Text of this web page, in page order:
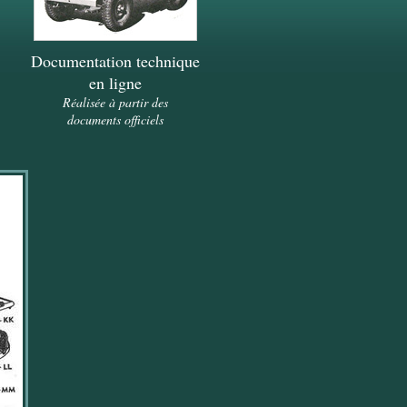
Documentation technique
en ligne
Réalisée à partir des
documents officiels